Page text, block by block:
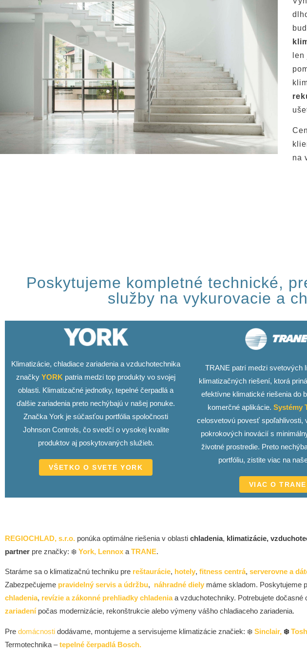
vhodných typov klimatizačných jednotiek podľa
stavby, ale aj takých detailov.
na
Poskytujeme kompletné technické,
služby na vykurovacie a
Klimatizácie, chladiace zariadenia a vzduchotechnika
značkyYORK patria medzi top produkty vo svojej
oblasti. Klimatizačné jednotky, tepelné čerpadlá a
ďalšie zariadenia preto nechýbajú v našej ponuke.
Značka York je súčasťou portfólia spoločnosti
Johnson Controls, čo svedčí o vysokej kvalite
produktov aj poskytovaných služieb.
VŠETKO O SVETE YORK
TRANE patrí medzi svetových
klimatizačných riešení, ktorá
efektívne klimatické riešenia do
komerčné aplikácie.Systémy
celosvetovú povesť spoľahlivosti,
pokrokových inovácií s
životné prostredie. Preto
portfóliu, zistite viac na
VIAC O TRANE
REGIOCHLAD, s.r.o. ponúka optimálne riešenia v oblasti chladenia, klimatizácie,
partner pre značky: ❄️ York, Lennox a TRANE.
Staráme sa o klimatizačnú techniku pre reštaurácie, hotely, fitness centrá, serverovne a
Zabezpečujeme pravidelný servis a údržbu, náhradné diely máme skladom. Poskytujeme
chladenia, revízie a zákonné prehliadky chladeniaa vzduchotechniky. Potrebujete dočasné
zariadenípočas modernizácie, rekonštrukcie alebo výmeny vášho chladiaceho zariadenia.
Pre domácnosti dodávame, montujeme a servisujeme klimatizácie značiek: ❄️ Sinclair, ❄️
Termotechnika – tepelné čerpadlá Bosch.